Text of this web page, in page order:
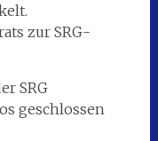
zur SRG-
SRG
geschlossen